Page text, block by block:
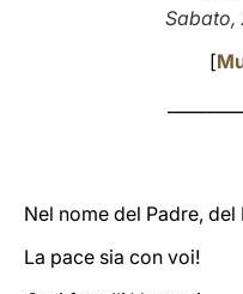
Sabato,
[
Nel nome del Padre,
La pace sia con voi!